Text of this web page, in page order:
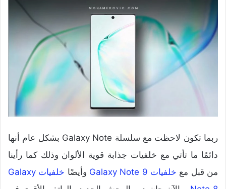
ربما تكون لاحظت مع سلسلة Galaxy Note بشكل عام أنها
دائمًا ما تأتي مع خلفيات جذابة قوية الألوان وذلك كما رأينا
من قبل مع خلفيات Galaxy Note 9 وأيضًا
خلفيات Galaxy